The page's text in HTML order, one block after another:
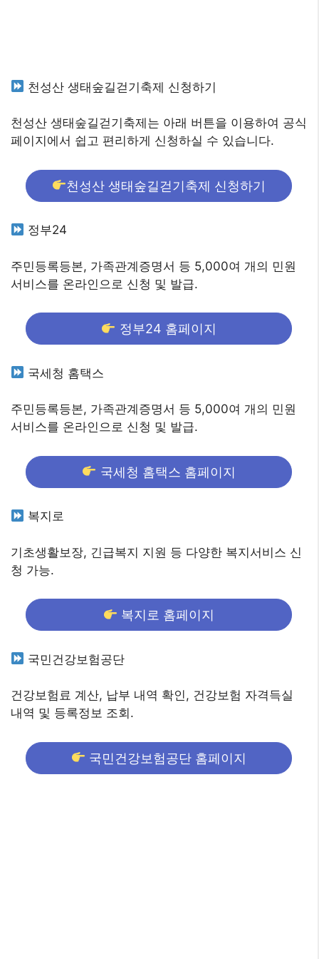
천성산 생태숲길걷기축제 신청하기
천성산 생태숲길걷기축제는 아래 버튼을 이용하여 공식
페이지에서 쉽고 편리하게 신청하실 수 있습니다.
천성산 생태숲길걷기축제 신청하기
정부24
주민등록등본, 가족관계증명서 등 5,000여 개의 민원
서비스를 온라인으로 신청 및 발급.
정부24 홈페이지
국세청 홈택스
주민등록등본, 가족관계증명서 등 5,000여 개의 민원
서비스를 온라인으로 신청 및 발급.
국세청 홈택스 홈페이지
복지로
기초생활보장, 긴급복지 지원 등 다양한 복지서비스 신
청 가능.
복지로 홈페이지
국민건강보험공단
건강보험료 계산, 납부 내역 확인, 건강보험 자격득실
내역 및 등록정보 조회.
국민건강보험공단 홈페이지